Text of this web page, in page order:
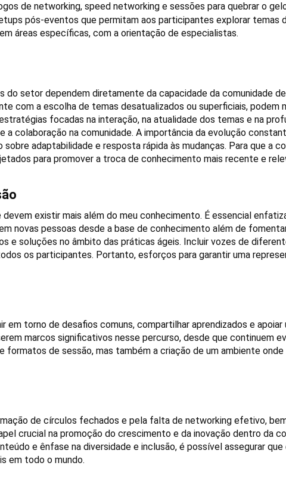
de networking, speed networking e sessões para quebrar o
pós-eventos que permitam aos participantes explorar temas
áreas específicas, com a orientação de especialistas.
setor dependem diretamente da capacidade da comunidade
com a escolha de temas desatualizados ou superficiais,
focadas na interação, na atualidade dos temas e na
colaboração na comunidade. A importância da evolução
adaptabilidade e resposta rápida às mudanças. Para que a
para promover a troca de conhecimento mais recente e
existir mais além do meu conhecimento. É essencial
novas pessoas desde a base de conhecimento além de
e soluções no âmbito das práticas ágeis. Incluir vozes de
os participantes. Portanto, esforços para garantir uma
em torno de desafios comuns, compartilhar aprendizados e
marcos significativos nesse percurso, desde que continuem
formatos de sessão, mas também a criação de um ambiente
de círculos fechados e pela falta de networking efetivo,
crucial na promoção do crescimento e da inovação dentro da
e ênfase na diversidade e inclusão, é possível assegurar
em todo o mundo.